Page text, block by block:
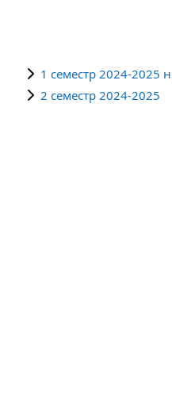
1 семестр 2024-2025
2 семестр 2024-2025